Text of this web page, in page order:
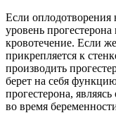
Если оплодотворения
уровень
кровотечение. Если
прикрепляется к
производить
берет на себя
прогестерона,
во время